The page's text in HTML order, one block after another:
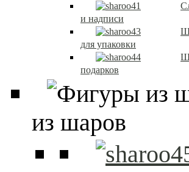
и надписи
для упаковки
подарков
из шаров